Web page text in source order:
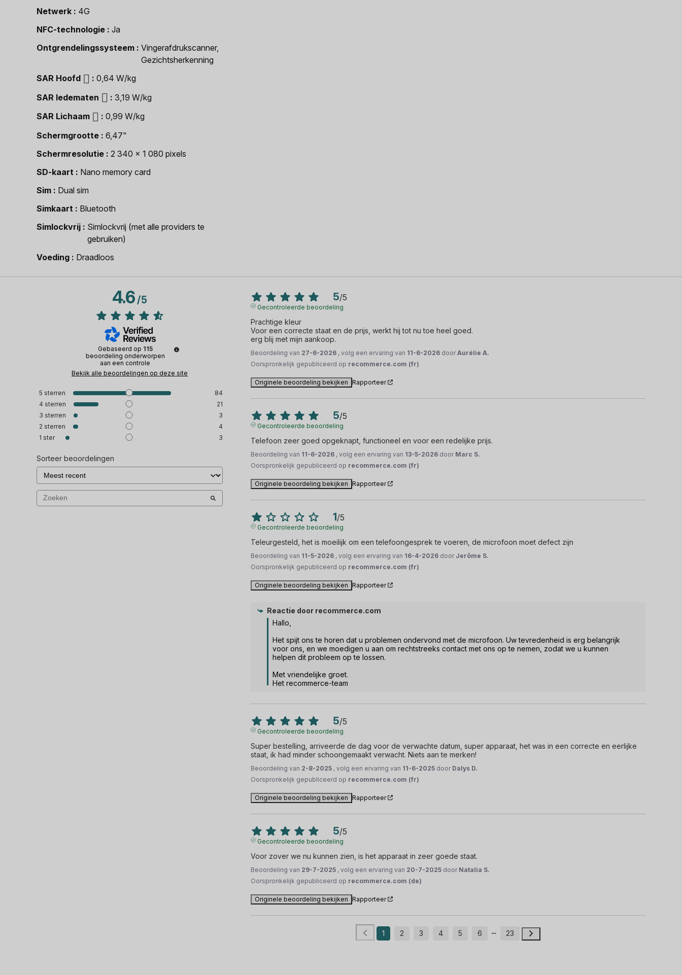
Netwerk
4G
NFC-technologie
Ja
Ontgrendelingssysteem
Vingerafdrukscanner,
Gezichtsherkenning
SAR Hoofd
0,64 W/kg
SAR ledematen
3,19 W/kg
SAR Lichaam
0,99 W/kg
Schermgrootte
6,47"
Schermresolutie
2 340 x 1 080 pixels
SD-kaart
Nano memory card
Sim
Dual sim
Simkaart
Bluetooth
Simlockvrij
Simlockvrij (met alle providers te
gebruiken)
Voeding
Draadloos
4.6/5
Gebaseerd op 115
beoordeling onderworpen
aan een controle
Bekijk alle beoordelingen op deze site
5 sterren
84
4 sterren
21
3 sterren
3
2 sterren
4
1 ster 3
Sorteer beoordelingen
5/5
Gecontroleerde beoordeling
Prachtige kleur
Voor een correcte staat en de prijs, werkt hij tot nu toe heel goed.
erg blij met mijn aankoop.
Beoordeling van 27-6-2026 , volg een ervaring van 11-6-2026 doorAurélie A.
Oorspronkelijk gepubliceerd op recommerce.com (fr)
Originele beoordeling bekijken Rapporteer
5/5
Gecontroleerde beoordeling
Telefoon zeer goed opgeknapt, functioneel en voor een redelijke prijs.
Beoordeling van 11-6-2026 , volg een ervaring van 13-5-2026 door Marc S.
Oorspronkelijk gepubliceerd op recommerce.com (fr)
Originele beoordeling bekijken Rapporteer
1/5
Gecontroleerde beoordeling
Teleurgesteld, het is moeilijk om een telefoongesprek te voeren, de microfoon moet defect zijn
Beoordeling van 11-5-2026 , volg een ervaring van 16-4-2026 door Jerôme S.
Oorspronkelijk gepubliceerd op recommerce.com (fr)
Originele beoordeling bekijken Rapporteer
Reactie door recommerce.com
Hallo,
Het spijt ons te horen dat u problemen ondervond met de microfoon. Uw tevredenheid is erg belangrijk
voor ons, en we moedigen u aan om rechtstreeks contact met ons op te nemen, zodat we u kunnen
helpen dit probleem op te lossen.
Met vriendelijke groet.
Het recommerce-team
5/5
Gecontroleerde beoordeling
Super bestelling, arriveerde de dag voor de verwachte datum, super apparaat, het was in een correcte en eerlijke
staat, ik had minder schoongemaakt verwacht. Niets aan te merken!
Beoordeling van 2-8-2025 , volg een ervaring van 11-6-2025 door Dalys D.
Oorspronkelijk gepubliceerd op recommerce.com (fr)
Originele beoordeling bekijken Rapporteer
5/5
Gecontroleerde beoordeling
Voor zover we nu kunnen zien, is het apparaat in zeer goede staat.
Beoordeling van 29-7-2025 , volg een ervaring van 20-7-2025 door Natalia S.
Oorspronkelijk gepubliceerd op recommerce.com (de)
Originele beoordeling bekijken Rapporteer
1 2 3 4 5 6 23